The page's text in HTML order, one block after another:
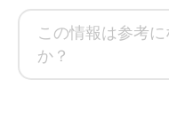
この情報は参考
か？